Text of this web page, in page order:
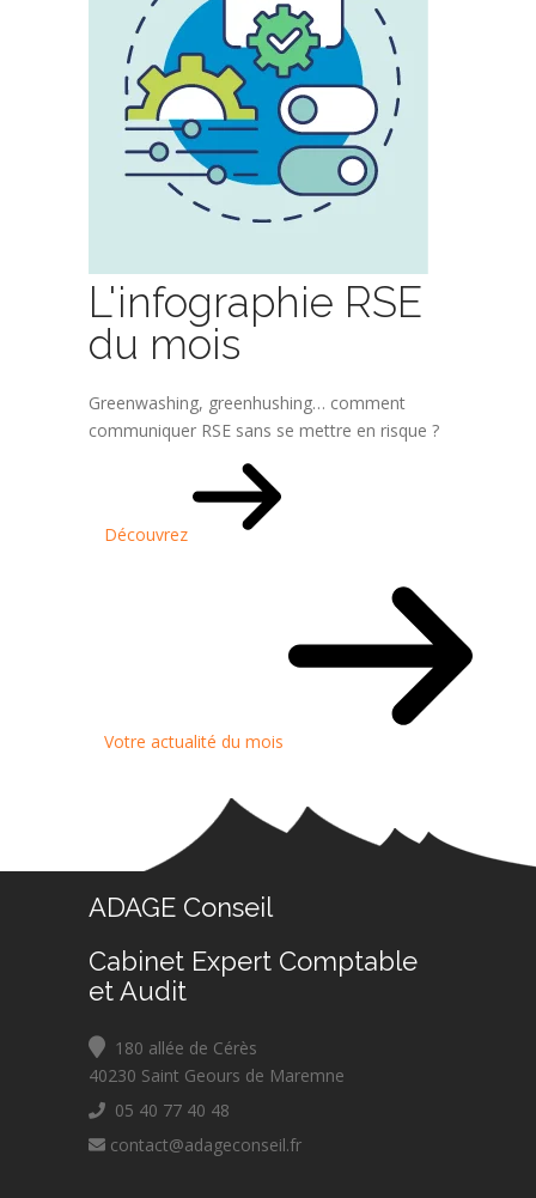
L'infographie RSE
du mois
Greenwashing, greenhushing… comment
communiquer RSE sans se mettre en risque ?
Découvrez
Votre actualité du mois
ADAGE Conseil
Cabinet Expert Comptable
et Audit
180 allée de Cérès
40230 Saint Geours de Maremne
05 40 77 40 48
contact@adageconseil.fr